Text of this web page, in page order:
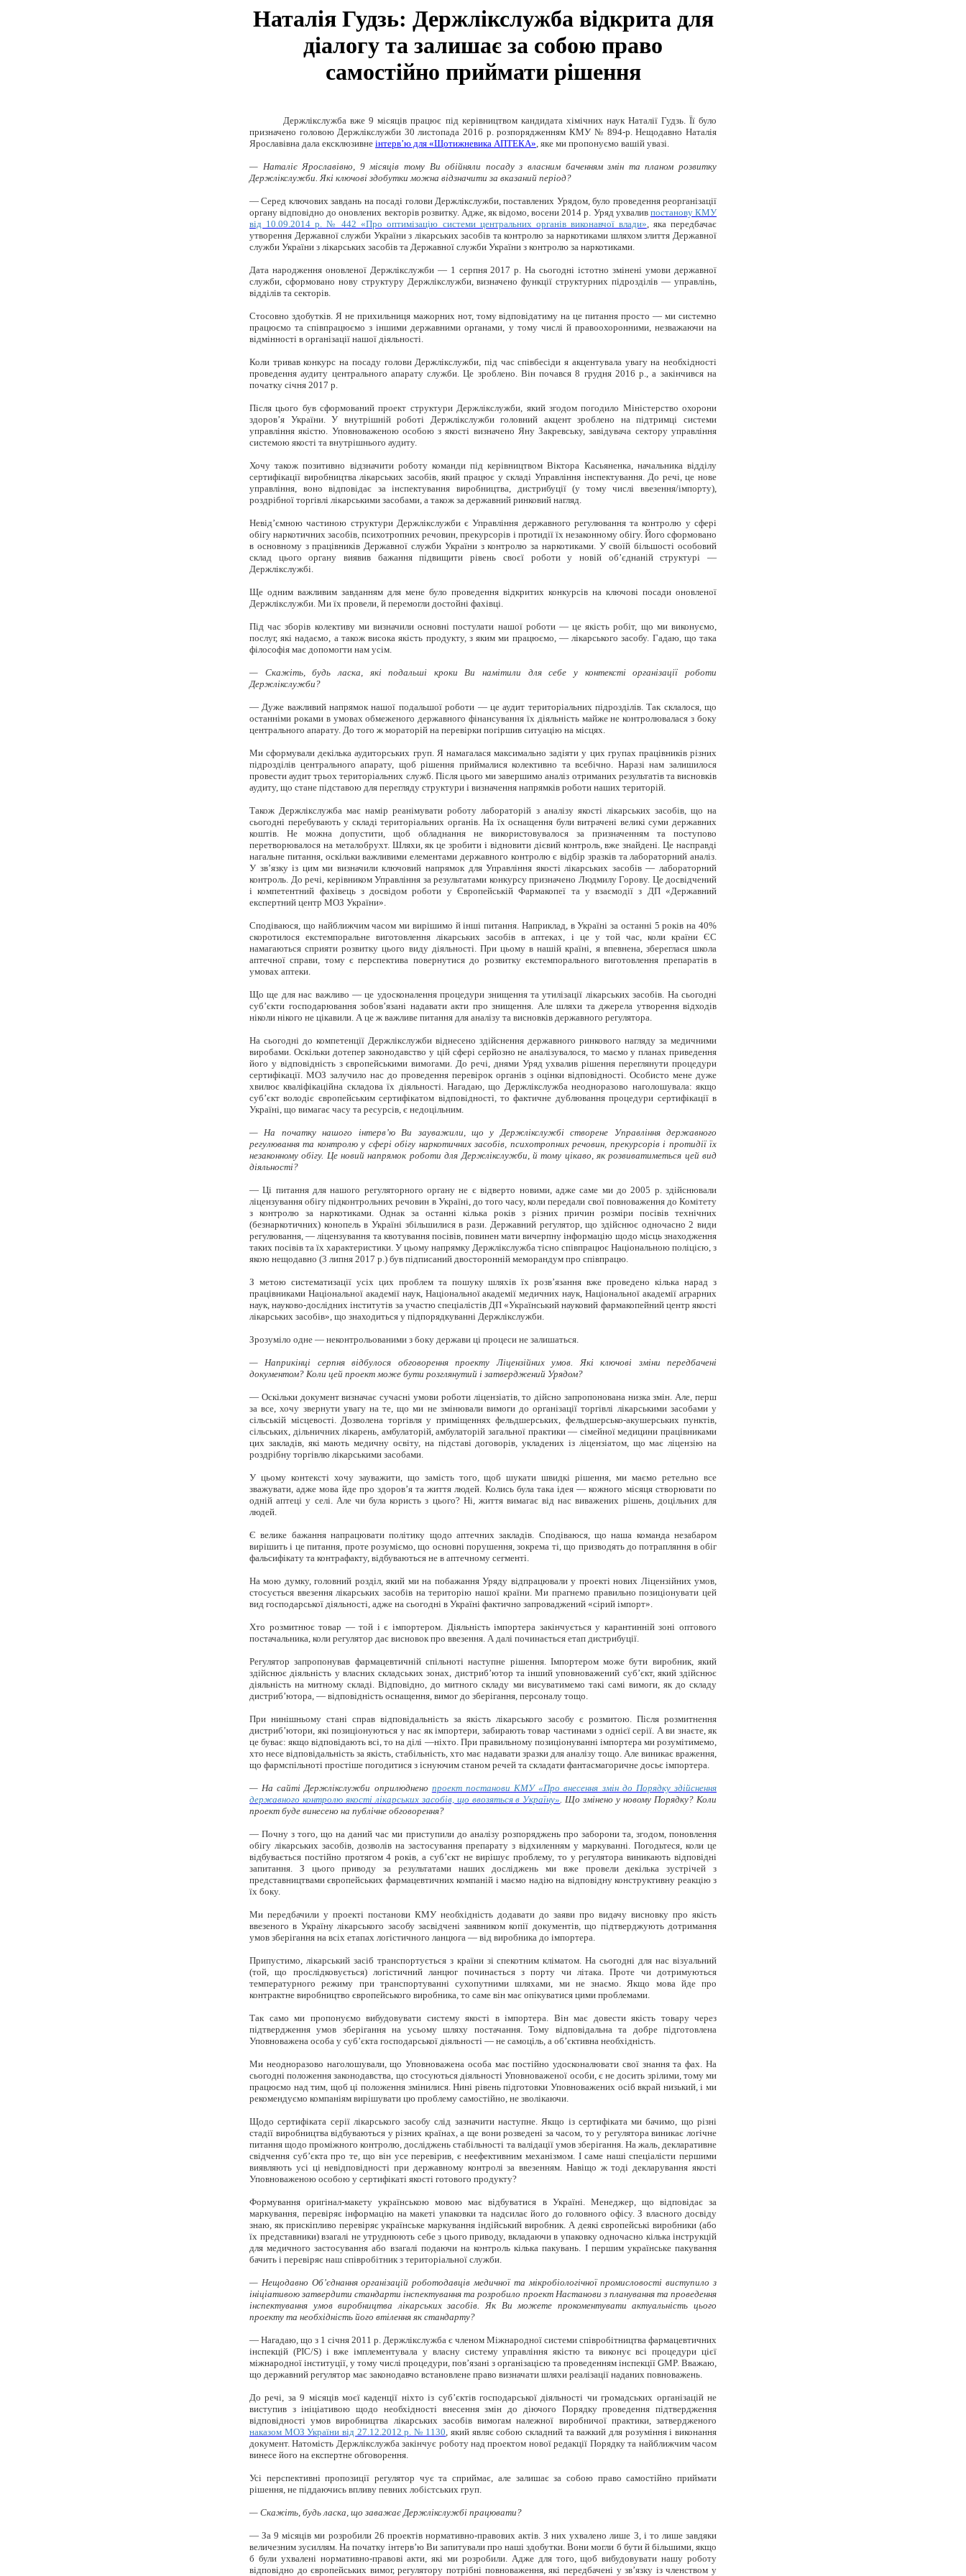
Наталія Гудзь: Держлікслужба відкрита для
діалогу та залишає за собою право
самостійно приймати рішення
Держлікслужба вже 9 місяців працює під керівництвом кандидата хімічних наук Наталії Гудзь. Її було
призначено головою Держлікслужби 30 листопада 2016 р. розпорядженням КМУ № 894-р.Нещодавно Наталія
Ярославівна дала ексклюзивне інтерв’ю для «Щотижневика АПТЕКА», яке ми пропонуємо вашій увазі.
— Наталіє Ярославівно, 9 місяців тому Ви обійняли посаду з власним баченням змін та планом розвитку
Держлікслужби. Які ключові здобутки можна відзначити за вказаний період?
— Серед ключових завдань на посаді голови Держлікслужби, поставлених Урядом, було проведення реорганізації
органу відповідно до оновлених векторів розвитку. Адже, як відомо, восени 2014 р. Уряд ухвалив постанову КМУ
від 10.09.2014 р. № 442 «Про оптимізацію системи центральних органів виконавчої влади», яка передбачає
утворення Державної служби України з лікарських засобів та контролю за наркотиками шляхом злиття Державної
служби України з лікарських засобів та Державної служби України з контролю за наркотиками.
Дата народження оновленої Держлікслужби — 1 серпня 2017 р. На сьогодні істотно змінені умови державної
служби, сформовано нову структуру Держлікслужби, визначено функції структурних підрозділів — управлінь,
відділів та секторів.
Стосовно здобутків. Я не прихильниця мажорних нот, тому відповідатиму на це питання просто — ми системно
працюємо та співпрацюємо з іншими державними органами, у тому числі й правоохоронними, незважаючи на
відмінності в організації нашої діяльності.
Коли тривав конкурс на посаду голови Держлікслужби, під час співбесіди я акцентувала увагу на необхідності
проведення аудиту центрального апарату служби. Це зроблено. Він почався 8 грудня 2016 р., а закінчився на
початку січня 2017 р.
Після цього був сформований проект структури Держлікслужби, який згодом погодило Міністерство охорони
здоров’я України. У внутрішній роботі Держлікслужби головний акцент зроблено на підтримці системи
управління якістю. Уповноваженою особою з якості визначено Яну Закревську, завідувача сектору управління
системою якості та внутрішнього аудиту.
Хочу також позитивно відзначити роботу команди під керівництвом Віктора Касьяненка, начальника відділу
сертифікації виробництва лікарських засобів, який працює у складі Управління інспектування. До речі, це нове
управління, воно відповідає за інспектування виробництва, дистрибуції (у тому числі ввезення/імпорту),
роздрібної торгівлі лікарськими засобами, а також за державний ринковий нагляд.
Невід’ємною частиною структури Держлікслужби є Управління державного регулювання та контролю у сфері
обігу наркотичних засобів, психотропних речовин, прекурсорів і протидії їх незаконному обігу. Його сформовано
в основному з працівників Державної служби України з контролю за наркотиками. У своїй більшості особовий
склад цього органу виявив бажання підвищити рівень своєї роботи у новій об’єднаній структурі —
Держлікслужбі.
Ще одним важливим завданням для мене було проведення відкритих конкурсів на ключові посади оновленої
Держлікслужби. Ми їх провели, й перемогли достойні фахівці.
Під час зборів колективу ми визначили основні постулати нашої роботи — це якість робіт, що ми виконуємо,
послуг, які надаємо, а також висока якість продукту, з яким ми працюємо, — лікарського засобу. Гадаю, що така
філософія має допомогти нам усім.
— Скажіть, будь ласка, які подальші кроки Ви намітили для себе у контексті організації роботи
Держлікслужби?
— Дуже важливий напрямок нашої подальшої роботи — це аудит територіальних підрозділів. Так склалося, що
останніми роками в умовах обмеженого державного фінансування їх діяльність майже не контролювалася з боку
центрального апарату. До того ж мораторій на перевірки погіршив ситуацію на місцях.
Ми сформували декілька аудиторських груп. Я намагалася максимально задіяти у цих групах працівників різних
підрозділів центрального апарату, щоб рішення приймалися колективно та всебічно. Наразі нам залишилося
провести аудит трьох територіальних служб. Після цього ми завершимо аналіз отриманих результатів та висновків
аудиту, що стане підставою для перегляду структури і визначення напрямків роботи наших територій.
Також Держлікслужба має намір реанімувати роботу лабораторій з аналізу якості лікарських засобів, що на
сьогодні перебувають у складі територіальних органів. На їх оснащення були витрачені великі суми державних
коштів. Не можна допустити, щоб обладнання не використовувалося за призначенням та поступово
перетворювалося на металобрухт. Шляхи, як це зробити і відновити дієвий контроль, вже знайдені. Це насправді
нагальне питання, оскільки важливими елементами державного контролю є відбір зразків та лабораторний аналіз.
У зв’язку із цим ми визначили ключовий напрямок для Управління якості лікарських засобів — лабораторний
контроль. До речі, керівником Управління за результатами конкурсу призначено Людмилу Горову. Це досвідчений
і компетентний фахівець з досвідом роботи у Європейській Фармакопеї та у взаємодії з ДП «Державний
експертний центр МОЗ України».
Сподіваюся, що найближчим часом ми вирішимо й інші питання. Наприклад, в Україні за останні 5 років на 40%
скоротилосяекстемпоральне виготовлення лікарських засобів в аптеках, і це у той час, коли країни ЄС
намагаються сприяти розвитку цього виду діяльності. При цьому в нашій країні, я впевнена, збереглася школа
аптечної справи, тому є перспектива повернутися до розвитку екстемпорального виготовлення препаратів в
умовах аптеки.
Що ще для нас важливо — це удосконалення процедури знищення та утилізації лікарських засобів. На сьогодні
суб’єкти господарювання зобов’язані надавати акти про знищення. Але шляхи та джерела утворення відходів
ніколи нікого не цікавили. А це ж важливе питання для аналізу та висновків державного регулятора.
На сьогодні до компетенції Держлікслужби віднесено здійснення державного ринкового нагляду за медичними
виробами. Оскільки дотепер законодавство у цій сфері серйозно не аналізувалося, то маємо у планах приведення
його у відповідність з європейськими вимогами. До речі, днями Уряд ухвалив рішення переглянути процедури
сертифікації. МОЗ залучило нас до проведення перевірок органів з оцінки відповідності. Особисто мене дуже
хвилює кваліфікаційна складова їх діяльності. Нагадаю, що Держлікслужба неодноразово наголошувала: якщо
суб’єкт володіє європейським сертифікатом відповідності, то фактичне дублювання процедури сертифікації в
Україні, що вимагає часу та ресурсів, є недоцільним.
— На початку нашого інтерв’ю Ви зауважили, що уДержлікслужбі створене Управління державного
регулювання та контролю у сфері обігу наркотичних засобів, психотропних речовин, прекурсорів і протидії їх
незаконному обігу. Це новий напрямок роботи для Держлікслужби, й тому цікаво, як розвиватиметься цей вид
діяльності?
— Ці питання для нашого регуляторного органу не є відверто новими, адже саме ми до 2005 р. здійснювали
ліцензування обігу підконтрольних речовин в Україні, до того часу, коли передали свої повноваження до Комітету
з контролю за наркотиками. Однак за останні кілька років з різних причин розміри посівів технічних
(безнаркотичних) конопель в Україні збільшилися в рази. Державний регулятор, що здійснює одночасно 2 види
регулювання, — ліцензування та квотування посівів, повинен мати вичерпну інформацію щодо місць знаходження
таких посівів та їх характеристики. У цьому напрямку Держлікслужба тісно співпрацює Національною поліцією, з
якою нещодавно (3 липня 2017 р.) був підписаний двосторонній меморандум про співпрацю.
З метою систематизації усіх цих проблем та пошуку шляхів їх розв’язання вже проведено кілька нарад з
працівниками Національної академії наук, Національної академії медичних наук, Національної академії аграрних
наук, науково-дослідних інститутів за участю спеціалістів ДП «Український науковий фармакопейний центр якості
лікарських засобів», що знаходиться у підпорядкуванні Держлікслужби.
Зрозуміло одне — неконтрольованими з боку держави ці процеси не залишаться.
— Наприкінці серпня відбулося обговорення проекту Ліцензійних умов. Які ключові зміни передбачені
документом? Коли цей проект може бути розглянутий і затверджений Урядом?
— Оскільки документ визначає сучасні умови роботи ліцензіатів, то дійсно запропонована низка змін. Але, перш
за все, хочу звернути увагу на те, що ми не змінювали вимоги до організації торгівлі лікарськими засобами у
сільській місцевості. Дозволена торгівля у приміщеннях фельдшерських, фельдшерсько-акушерських пунктів,
сільських, дільничних лікарень, амбулаторій,амбулаторій загальної практики — сімейної медицини працівниками
цих закладів, які мають медичну освіту, на підставі договорів, укладених із ліцензіатом, що має ліцензію на
роздрібну торгівлю лікарськими засобами.
У цьому контексті хочу зауважити, що замість того, щоб шукати швидкі рішення, ми маємо ретельно все
зважувати, адже мова йде про здоров’я та життя людей. Колись була така ідея — кожного місяця створювати по
одній аптеці у селі. Але чи була користь з цього? Ні, життя вимагає від нас виважених рішень, доцільних для
людей.
Є велике бажання напрацювати політику щодо аптечних закладів. Сподіваюся, що наша команда незабаром
вирішить і це питання, проте розуміємо, що основні порушення, зокрема ті, що призводять до потрапляння в обіг
фальсифікату та контрафакту, відбуваються не в аптечному сегменті.
На мою думку, головний розділ, який ми на побажання Уряду відпрацювали у проекті нових Ліцензійних умов,
стосується ввезення лікарських засобів на територію нашої країни. Ми прагнемо правильно позиціонувати цей
вид господарської діяльності, адже на сьогодні в Україні фактично запроваджений «сірий імпорт».
Хто розмитнює товар — той і є імпортером. Діяльність імпортера закінчується у карантинній зоні оптового
постачальника, коли регулятор дає висновок про ввезення. А далі починається етап дистрибуції.
Регулятор запропонував фармацевтичній спільноті наступне рішення. Імпортером може бути виробник, який
здійснює діяльність у власних складських зонах, дистриб’ютор та інший уповноважений суб’єкт, який здійснює
діяльність на митному складі. Відповідно, до митного складу ми висуватимемо такі самі вимоги, як до складу
дистриб’ютора, — відповідність оснащення, вимог до зберігання, персоналу тощо.
При нинішньому стані справ відповідальність за якість лікарського засобу є розмитою. Після розмитнення
дистриб’ютори, які позиціонуються у нас як імпортери, забирають товар частинами з однієї серії. А ви знаєте, як
це буває: якщо відповідають всі, то на ділі —ніхто. При правильному позиціонуванні імпортера ми розумітимемо,
хто несе відповідальність за якість, стабільність, хто має надавати зразки для аналізу тощо. Але виникає враження,
що фармспільноті простіше погодитися з існуючим станом речей та складати фантасмагоричне досьє імпортера.
— На сайті Держлікслужби оприлюднено проект постанови КМУ «Про внесення змін до Порядку здійснення
державного контролю якості лікарських засобів, що ввозяться в Україну». Що змінено у новому Порядку? Коли
проект буде винесено на публічне обговорення?
— Почну з того, що на даний час ми приступили до аналізу розпоряджень про заборони та, згодом, поновлення
обігу лікарських засобів, дозволів на застосування препарату з відхиленням у маркуванні. Погодьтеся, коли це
відбувається постійно протягом 4 років, а суб’єкт не вирішує проблему, то у регулятора виникають відповідні
запитання. З цього приводу за результатами наших досліджень ми вже провели декілька зустрічей з
представництвами європейських фармацевтичних компаній і маємо надію на відповідну конструктивну реакцію з
їх боку.
Ми передбачили у проекті постанови КМУ необхідність додавати до заяви про видачу висновку про якість
ввезеного в Україну лікарського засобу засвідчені заявником копії документів, що підтверджують дотримання
умов зберігання на всіх етапах логістичного ланцюга — від виробника до імпортера.
Припустимо, лікарський засіб транспортується з країни зі спекотним кліматом. На сьогодні для нас візуальний
(той, що прослідковується) логістичний ланцюг починається з порту чи літака. Проте чи дотримуються
температурного режиму при транспортуванні сухопутними шляхами, ми не знаємо. Якщо мова йде про
контрактне виробництво європейського виробника, то саме він має опікуватися цими проблемами.
Так само ми пропонуємо вибудовувати систему якості в імпортера. Він має довести якість товару через
підтвердження умов зберігання на усьому шляху постачання. Тому відповідальна та добре підготовлена
Уповноважена особа у суб’єкта господарської діяльності — не самоціль, а об’єктивна необхідність.
Ми неодноразово наголошували, що Уповноважена особа має постійно удосконалювати свої знання та фах. На
сьогодні положення законодавства, що стосуються діяльності Уповноваженої особи, є не досить зрілими, тому ми
працюємо над тим, щоб ці положення змінилися. Нині рівень підготовки Уповноважених осіб вкрай низький, і ми
рекомендуємо компаніям вирішувати цю проблему самостійно, не зволікаючи.
Щодо сертифіката серії лікарського засобу слід зазначити наступне. Якщо із сертифіката ми бачимо, що різні
стадії виробництва відбуваються у різних країнах, а ще вони розведені за часом, то у регулятора виникає логічне
питання щодо проміжного контролю, досліджень стабільності та валідаціїумов зберігання. На жаль, декларативне
свідчення суб’єкта про те, що він усе перевірив, є неефективним механізмом. І саме наші спеціалісти першими
виявляють усі ці невідповідності при державному контролі за ввезенням. Навіщо ж тоді декларування якості
Уповноваженою особою у сертифікаті якості готового продукту?
Формування оригінал-макету українською мовою має відбуватися в Україні. Менеджер, що відповідає за
маркування, перевіряє інформацію на макеті упаковки та надсилає його до головного офісу. З власного досвіду
знаю, як прискіпливо перевіряє українське маркування індійський виробник. А деякі європейські виробники (або
їх представники) взагалі не утруднюють себе з цього приводу, вкладаючи в упаковку одночасно кілька інструкцій
для медичного застосування або взагалі подаючи на контроль кілька пакувань. І першим українське пакування
бачить і перевіряє наш співробітник з територіальної служби.
— Нещодавно Об’єднання організацій роботодавців медичної та мікробіологічної промисловості виступило з
ініціативою затвердити стандарти інспектування та розробило проект Настанови з планування та проведення
інспектування умов виробництва лікарських засобів. Як Ви можете прокоментувати актуальність цього
проекту та необхідність його втілення як стандарту?
— Нагадаю, що з 1 січня 2011 р. Держлікслужба є членом Міжнародної системи співробітництва фармацевтичних
інспекцій (PIC/S) і вжеімплементувала у власну систему управління якістю та виконує всі процедури цієї
міжнародної інституції, у тому числі процедури, пов’язані з організацією та проведенням інспекції GMP. Вважаю,
що державний регулятор має законодавчо встановлене право визначати шляхи реалізації наданих повноважень.
До речі, за 9 місяців моєї каденції ніхто із суб’єктів господарської діяльності чи громадських організацій не
виступив з ініціативою щодо необхідності внесення змін до діючого Порядку проведення підтвердження
відповідності умов виробництва лікарських засобів вимогам належної виробничої практики, затвердженого
наказом МОЗ України від 27.12.2012 р. № 1130, який являє собою складний та важкий для розуміння і виконання
документ. Натомість Держлікслужба закінчує роботу над проектом нової редакції Порядку та найближчим часом
винесе його на експертне обговорення.
Усі перспективні пропозиції регулятор чує та сприймає, але залишає за собою право самостійно приймати
рішення, не піддаючись впливу певних лобістських груп.
— Скажіть, будь ласка, що заважаєДержлікслужбі працювати?
— За 9 місяців ми розробили 26 проектів нормативно-правових актів. З них ухвалено лише 3, і то лише завдяки
величезним зусиллям. На початку інтерв’ю Ви запитували про наші здобутки. Вони могли б бути й більшими, якщо
б були ухвалені нормативно-правові акти, які ми розробили. Адже для того, щоб вибудовувати нашу роботу
відповідно до європейських вимог, регулятору потрібні повноваження, які передбачені у зв’язку із членством у